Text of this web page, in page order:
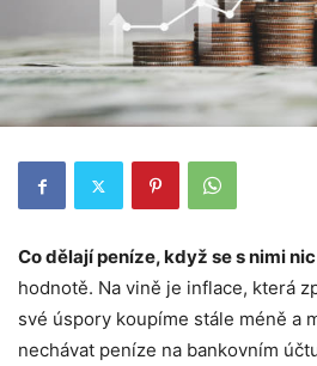
Co dělají peníze, když se s nimi
hodnotě. Na vině je inflace, která
své úspory koupíme stále méně a
nechávat peníze na bankovním